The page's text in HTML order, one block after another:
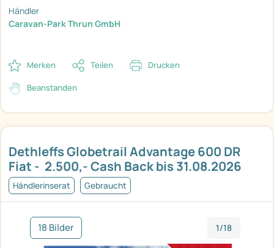
Dethleffs Globetrail Advantage 600 DR
Fiat -  2.500,- Cash Back bis 31.08.2026
Händlerinserat Gebraucht
18 Bilder 1/18
Händler
Caravan-Park Thrun GmbH
Merken Teilen Drucken
Beanstanden